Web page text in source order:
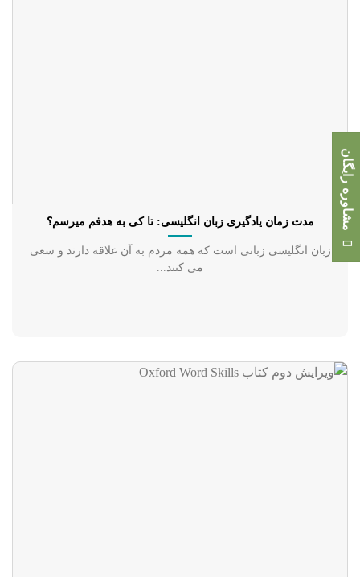
مدت زمان یادگیری زبان انگلیسی: تا کی به هدفم میرسم؟
زبان انگلیسی زبانی است که همه مردم به آن علاقه دارند و سعی
می کنند...
مشاوره رایگان